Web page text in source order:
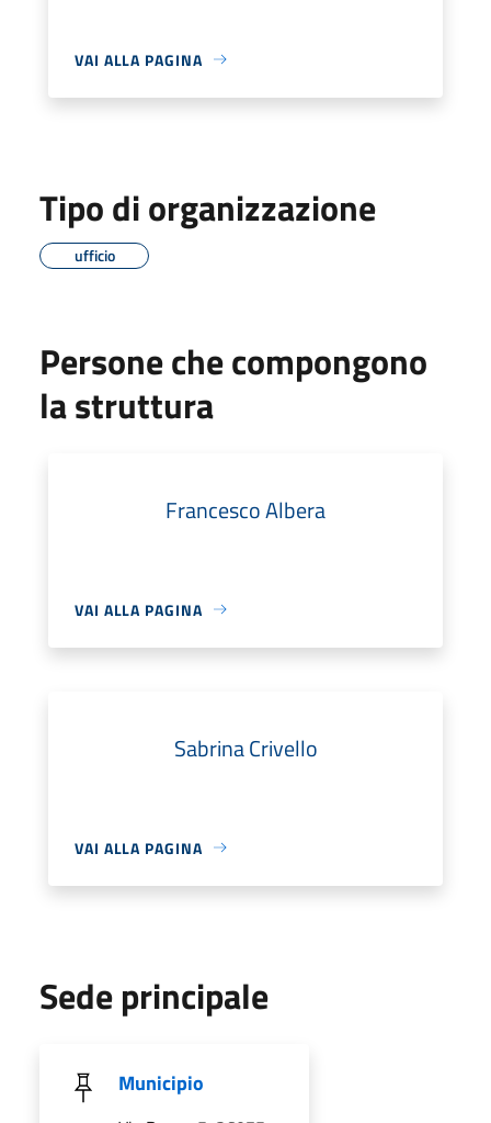
VAI ALLA PAGINA
Tipo di organizzazione
ufficio
Persone che compongono
la struttura
Francesco Albera
VAI ALLA PAGINA
Sabrina Crivello
VAI ALLA PAGINA
Sede principale
Municipio